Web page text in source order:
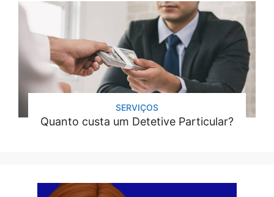
SERVIÇOS
Quanto custa um Detetive Particular?